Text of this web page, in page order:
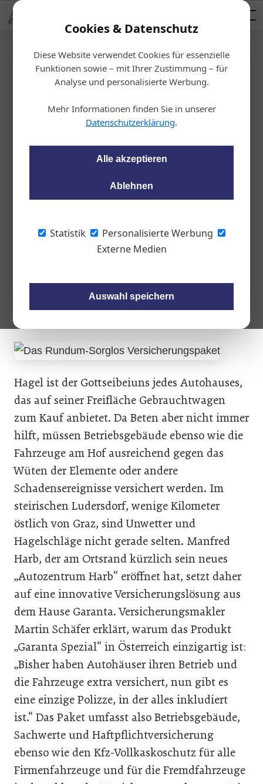
Cookies & Datenschutz
Diese Website verwendet Cookies für essenzielle
Funktionen sowie – mit Ihrer Zustimmung – für
Analyse und personalisierte Werbung.
Mehr Informationen finden Sie in unserer
Datenschutzerklärung.
Alle akzeptieren
Ablehnen
Statistik
Personalisierte Werbung
Externe Medien
Auswahl speichern
AUTOMOTIVE SERVICES
AUTOMOTIVE AKADEMIE
Podcast
Startseite/Fahrzeughandel
Betriebsversicherung
s Versicherungspake
t
01.12.2022, 09:42 Uhr
Versicherungspaket geschnürt, das
gleichzeitig Firmengebäude, Fahrzeuge
Kunde ist Manfred Harb mit seinem erst
kürzlich eröffneten Autozentrum im
Hagel ist der Gottseibeiuns jedes Autohauses,
das auf seiner Freifläche Gebrauchtwagen
zum Kauf anbietet. Da Beten aber nicht immer
hilft, müssen Betriebsgebäude ebenso wie die
Fahrzeuge am Hof ausreichend gegen das
Wüten der Elemente oder andere
Schadensereignisse versichert werden. Im
steirischen Ludersdorf, wenige Kilometer
östlich von Graz, sind Unwetter und
Hagelschläge nicht gerade selten. Manfred
Harb, der am Ortsrand kürzlich sein neues
„Autozentrum Harb“ eröffnet hat, setzt daher
auf eine innovative Versicherungslösung aus
dem Hause Garanta. Versicherungsmakler
Martin Schäfer erklärt, warum das Produkt
„Garanta Spezial“ in Österreich einzigartig ist:
„Bisher haben Autohäuser ihren Betrieb und
die Fahrzeuge extra versichert, nun gibt es
eine einzige Polizze, in der alles inkludiert
ist.“ Das Paket umfasst also Betriebsgebäude,
Sachwerte und Haftpflichtversicherung
ebenso wie den Kfz-Vollkaskoschutz für alle
Firmenfahrzeuge und für die Fremdfahrzeuge